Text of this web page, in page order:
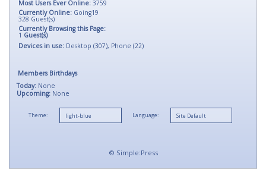
Most Users Ever Online: 3759
Currently Online: Going19
328 Guest(s)
Currently Browsing this Page:
1 Guest(s)
Devices in use: Desktop (307), Phone (22)
Members Birthdays
Today: None
Upcoming: None
Theme: Language:
© Simple:Press